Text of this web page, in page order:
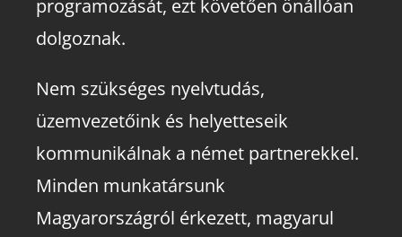
programozását, ezt követően önállóan
dolgoznak.
Nem szükséges nyelvtudás,
üzemvezetőink és helyetteseik
kommunikálnak a német partnerekkel.
Minden munkatársunk
Magyarországról érkezett, magyarul